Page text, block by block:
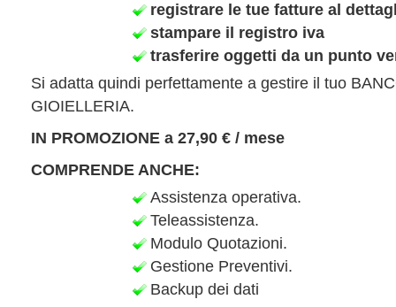
registrare le tue fatture al
stampare il registro iva
trasferire oggetti da un punto
Si adatta quindi perfettamente a gestire il tuo
GIOIELLERIA.
IN PROMOZIONE a 27,90 € / mese
COMPRENDE ANCHE:
Assistenza operativa.
Teleassistenza.
Modulo Quotazioni.
Gestione Preventivi.
Backup dei dati